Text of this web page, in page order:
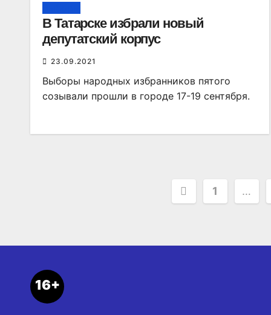
В Татарске избрали новый
депутатский корпус
23.09.2021
Выборы народных избранников пятого
созывали прошли в городе 17-19 сентября.
Пагинация
1 …
16+